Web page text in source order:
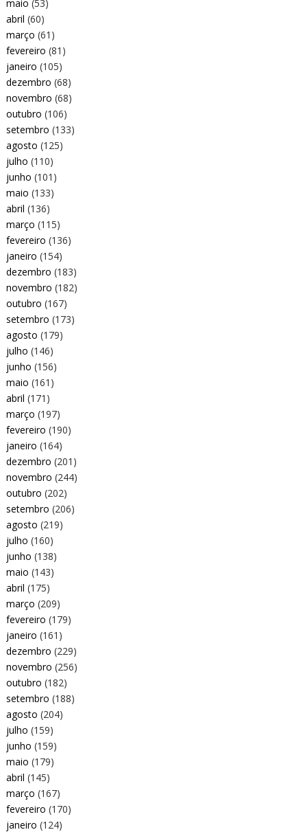
maio (53)
abril (60)
março (61)
fevereiro (81)
janeiro (105)
dezembro (68)
novembro (68)
outubro (106)
setembro (133)
agosto (125)
julho (110)
junho (101)
maio (133)
abril (136)
março (115)
fevereiro (136)
janeiro (154)
dezembro (183)
novembro (182)
outubro (167)
setembro (173)
agosto (179)
julho (146)
junho (156)
maio (161)
abril (171)
março (197)
fevereiro (190)
janeiro (164)
dezembro (201)
novembro (244)
outubro (202)
setembro (206)
agosto (219)
julho (160)
junho (138)
maio (143)
abril (175)
março (209)
fevereiro (179)
janeiro (161)
dezembro (229)
novembro (256)
outubro (182)
setembro (188)
agosto (204)
julho (159)
junho (159)
maio (179)
abril (145)
março (167)
fevereiro (170)
janeiro (124)